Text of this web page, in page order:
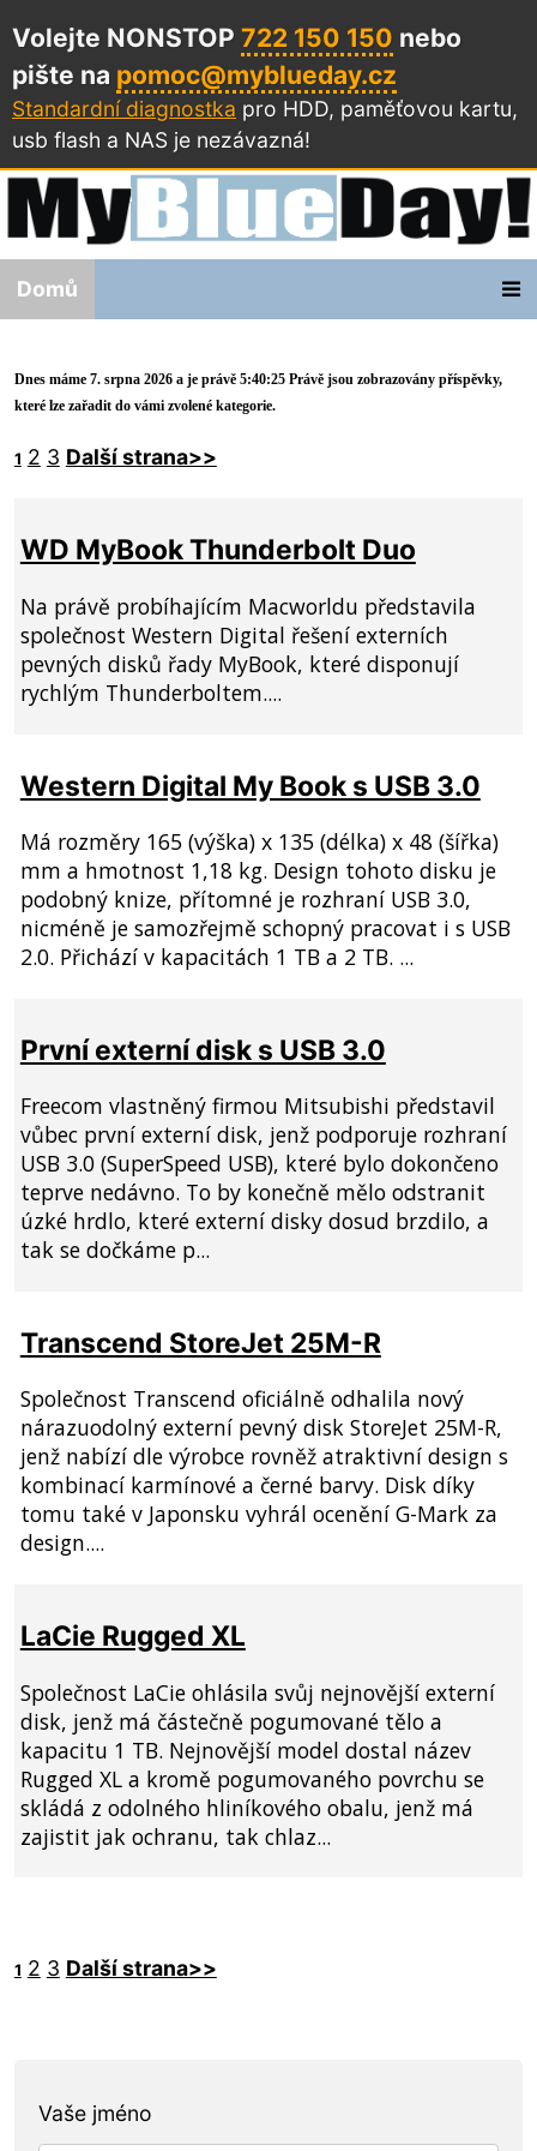
Volejte NONSTOP 722 150 150 nebo
pište na pomoc@myblueday.cz
Standardní diagnostka pro HDD, paměťovou kartu,
usb flash a NAS je nezávazná!
Domů
Dnes máme 7. srpna 2026 a je právě 5:40:25 Právě jsou zobrazovány příspěvky,
které lze zařadit do vámi zvolené kategorie.
1 2 3 Další strana>>
WD MyBook Thunderbolt Duo
Na právě probíhajícím Macworldu představila
společnost Western Digital řešení externích
pevných disků řady MyBook, které disponují
rychlým Thunderboltem....
Western Digital My Book s USB 3.0
Má rozměry 165 (výška) x 135 (délka) x 48 (šířka)
mm a hmotnost 1,18 kg. Design tohoto disku je
podobný knize, přítomné je rozhraní USB 3.0,
nicméně je samozřejmě schopný pracovat i s USB
2.0. Přichází v kapacitách 1 TB a 2 TB. ...
První externí disk s USB 3.0
Freecom vlastněný firmou Mitsubishi představil
vůbec první externí disk, jenž podporuje rozhraní
USB 3.0 (SuperSpeed USB), které bylo dokončeno
teprve nedávno. To by konečně mělo odstranit
úzké hrdlo, které externí disky dosud brzdilo, a
tak se dočkáme p...
Transcend StoreJet 25M-R
Společnost Transcend oficiálně odhalila nový
nárazuodolný externí pevný disk StoreJet 25M-R,
jenž nabízí dle výrobce rovněž atraktivní design s
kombinací karmínové a černé barvy. Disk díky
tomu také v Japonsku vyhrál ocenění G-Mark za
design....
LaCie Rugged XL
Společnost LaCie ohlásila svůj nejnovější externí
disk, jenž má částečně pogumované tělo a
kapacitu 1 TB. Nejnovější model dostal název
Rugged XL a kromě pogumovaného povrchu se
skládá z odolného hliníkového obalu, jenž má
zajistit jak ochranu, tak chlaz...
1 2 3 Další strana>>
Vaše jméno